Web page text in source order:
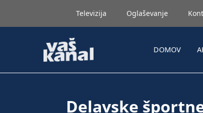
Televizija Oglaševanje
DOMOV
Delavske